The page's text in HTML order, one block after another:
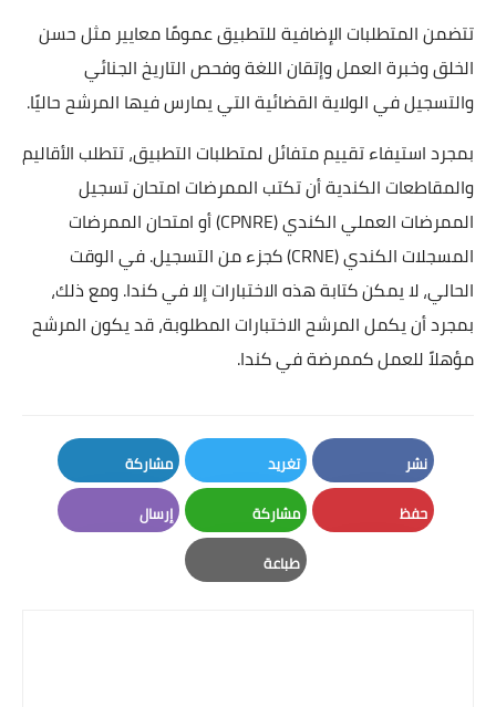
تتضمن المتطلبات الإضافية للتطبيق عمومًا معايير مثل حسن
الخلق وخبرة العمل وإتقان اللغة وفحص التاريخ الجنائي
والتسجيل في الولاية القضائية التي يمارس فيها المرشح حاليًا.
بمجرد استيفاء تقييم متفائل لمتطلبات التطبيق، تتطلب الأقاليم
والمقاطعات الكندية أن تكتب الممرضات امتحان تسجيل
الممرضات العملي الكندي (CPNRE) أو امتحان الممرضات
المسجلات الكندي (CRNE) كجزء من التسجيل. في الوقت
الحالي، لا يمكن كتابة هذه الاختبارات إلا في كندا. ومع ذلك،
بمجرد أن يكمل المرشح الاختبارات المطلوبة، قد يكون المرشح
مؤهلاً للعمل كممرضة في كندا.
نشر
Facebook
تغريد
Twitter
مشاركة
LinkedIn
حفظ مشاركة
Whatsapp
إرسال
طباعة